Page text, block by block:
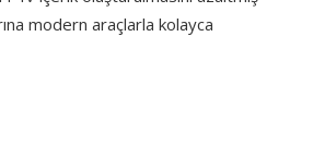
modern araçlarla kolayca